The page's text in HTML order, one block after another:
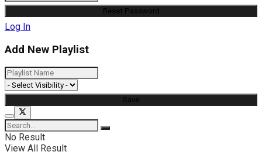
Log In
Add New Playlist
No Result
View All Result